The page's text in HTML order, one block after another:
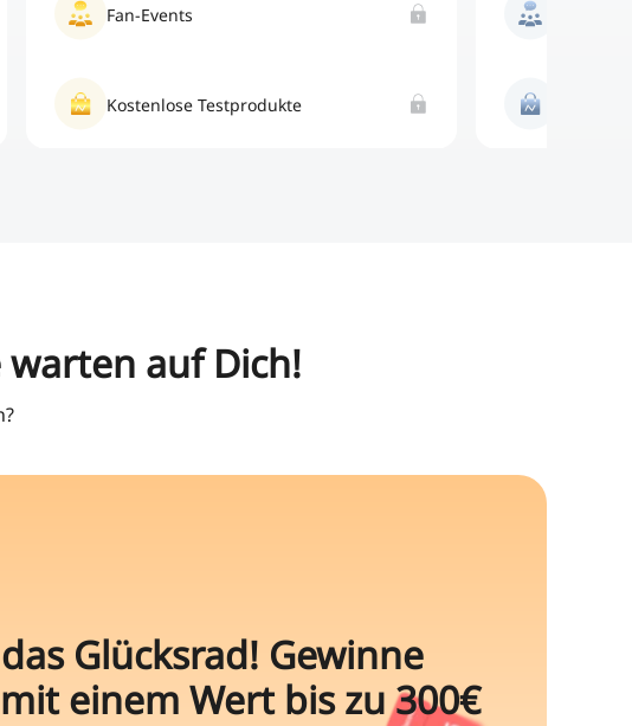
Fan-Events
Kostenlose Testprodukte
warten auf Dich!
Glücksrad! Gewinne
einem Wert bis zu 300€